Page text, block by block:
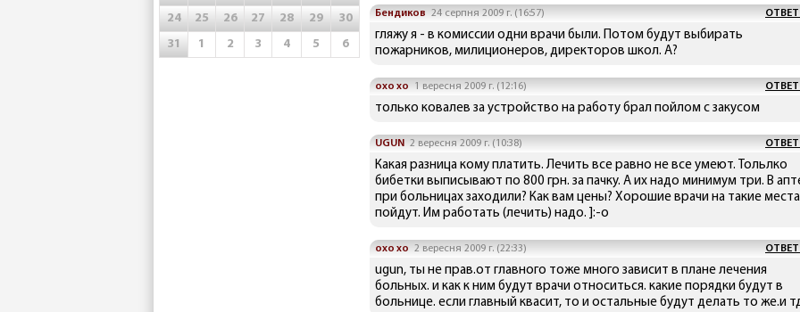
24
25 26 27 28 29
30
31
1 2 3 4 5 6
Бендиков 24 серпня 2009 г. (16:57)
гляжу я - в комиссии одни врачи были. Потом будут выбирать
пожарников, милиционеров, директоров школ. А?
охо хо 1 вересня 2009 г. (12:16)
только ковалев за устройство на работу брал пойлом с закусом
UGUN 2 вересня 2009 г. (10:38)
Какая разница кому платить. Лечить все равно не все умеют. Тольлко
бибетки выписывают по 800 грн. за пачку. А их надо минимум три. В
при больницах заходили? Как вам цены? Хорошие врачи на такие
пойдут. Им работать (лечить) надо. ]:-o
охо хо 2 вересня 2009 г. (22:33)
ugun, ты не прав.от главного тоже много зависит в плане лечения
больных. и как к ним будут врачи относиться. какие порядки будут в
больнице. если главный квасит, то и остальные будут делать то же.и